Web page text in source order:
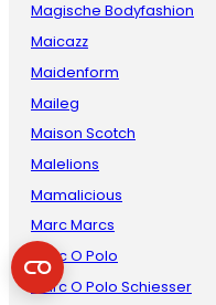
Magische Bodyfashion
Maicazz
Maidenform
Maileg
Maison Scotch
Malelions
Mamalicious
Marc Marcs
Marc O Polo
Marc O Polo Schiesser